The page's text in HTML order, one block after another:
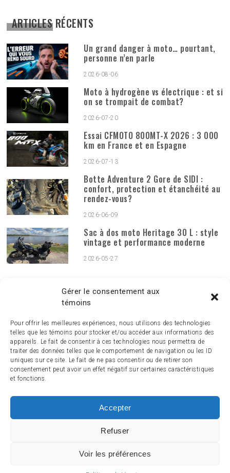
Gérer le consentement aux
témoins
Pour offrir les meilleures expériences, nous utilisons des technologies
telles que les témoins pour stocker et/ou accéder aux informations des
appareils. Le fait de consentir à ces technologies nous permettra de
traiter des données telles que le comportement de navigation ou les ID
uniques sur ce site. Le fait de ne pas consentir ou de retirer son
consentement peut avoir un effet négatif sur certaines caractéristiques
et fonctions.
Accepter
Refuser
Voir les préférences
ARTICLES RÉCENTS
Un grand danger à moto… pourtant,
personne n’en parle
2026-08-06
Moto à hydrogène vs électrique : et si
on se trompait de combat?
2026-07-20
Essai CFMOTO 800MT-X 2026 : 3 000
km en France et en Espagne
2026-07-13
Botte Adventure 2 Gore de SIDI :
confort, protection et étanchéité au
rendez-vous?
2026-06-09
Sac à dos moto Heritage 30 L : style
vintage et performance moderne
2026-05-27
PUBLICATIONS MENSUELLES Publications
ACTUALITÉ ARTICLES
© 2014-2024 MagazineMoto.com - Tous droits réservés.